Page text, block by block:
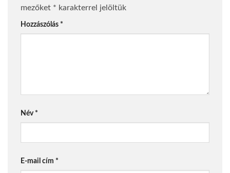
mezőket * karakterrel jelöltük
Hozzászólás *
Név *
E-mail cím *